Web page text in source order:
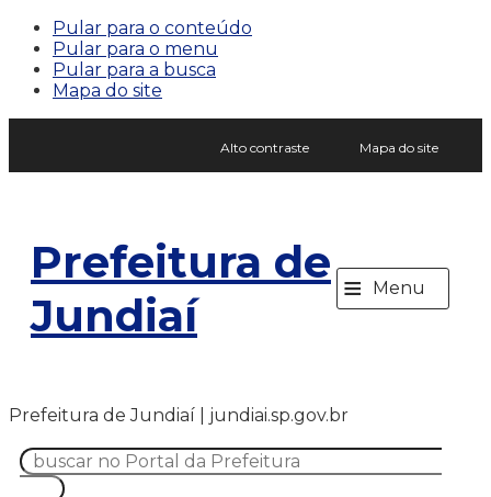
Pular para o conteúdo
Pular para o menu
Pular para a busca
Mapa do site
Alto contraste Mapa do site
Prefeitura de
Jundiaí
≡ Menu
Prefeitura de Jundiaí | jundiai.sp.gov.br